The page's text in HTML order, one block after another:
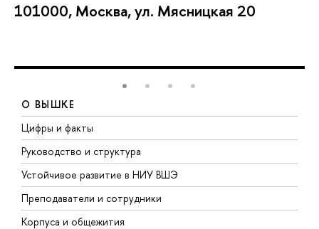
101000, Москва, ул. Мясницкая 20
О ВЫШКЕ
Цифры и факты
Руководство и структура
Устойчивое развитие в НИУ ВШЭ
Преподаватели и сотрудники
Корпуса и общежития